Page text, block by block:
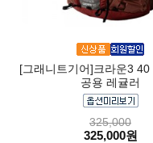
[그래니트기어]크라운3 40
공용 레귤러
325,000
325,000원